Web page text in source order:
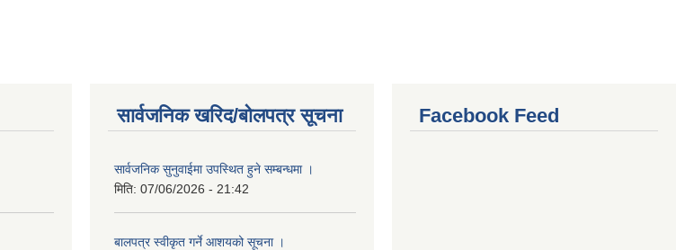
सार्वजनिक खरिद/बोलपत्र सूचना
सार्वजनिक सुनुवाईमा उपस्थित हुने सम्बन्धमा ।
मिति: 07/06/2026 - 21:42
बालपत्र स्वीकृत गर्ने आशयको सूचना ।
Facebook Feed